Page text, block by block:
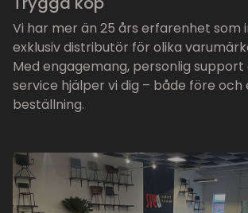
Vi har mer än 25 års erfarenhet som
exklusiv distributör för olika
Med engagemang, personlig support
service hjälper vi dig – både före och
beställning.